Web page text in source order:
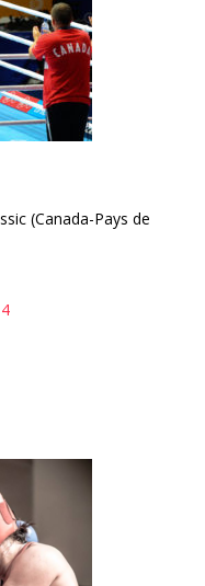
(Canada-Pays de